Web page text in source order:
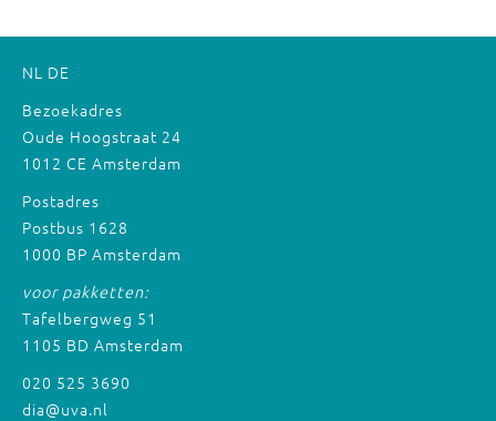
NL DE
Bezoekadres
Oude Hoogstraat 24
1012 CE Amsterdam
Postadres
Postbus 1628
1000 BP Amsterdam
voor pakketten:
Tafelbergweg 51
1105 BD Amsterdam
020 525 3690
dia@uva.nl